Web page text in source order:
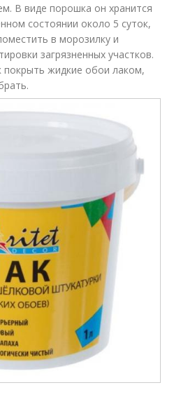
В виде порошка он хранится
состоянии около 5 суток,
в морозилку и
загрязненных участков.
покрыть жидкие обои лаком,